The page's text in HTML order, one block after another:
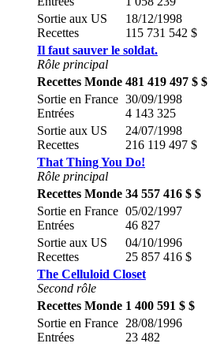
Sortie aux US
Recettes
18/12/1998
115 731 542 $
Il faut sauver le soldat.
Rôle principal
Recettes Monde 481 419 497 $ $
Sortie en France
Entrées
30/09/1998
4 143 325
Sortie aux US
Recettes
24/07/1998
216 119 497 $
That Thing You Do!
Rôle principal
Recettes Monde 34 557 416 $ $
Sortie en France
Entrées
05/02/1997
46 827
Sortie aux US
Recettes
04/10/1996
25 857 416 $
The Celluloid Closet
Second rôle
Recettes Monde 1 400 591 $ $
Sortie en France
Entrées
28/08/1996
23 482